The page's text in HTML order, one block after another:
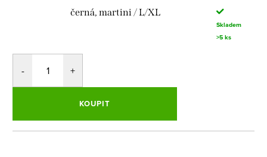
černá, martini / L/XL
Skladem
>5 ks
KOUPIT